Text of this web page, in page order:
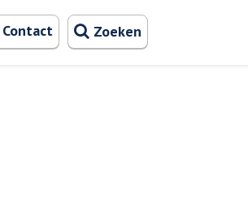
Contact Zoeken